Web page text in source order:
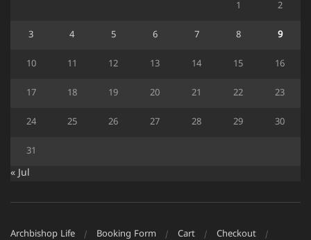
1 2
3 4 5 6 7 8 9
10 11 12 13 14 15 16
17 18 19 20 21 22 23
24 25 26 27 28 29 30
31
« Jul
Archbishop Life Booking Form Cart Checkout